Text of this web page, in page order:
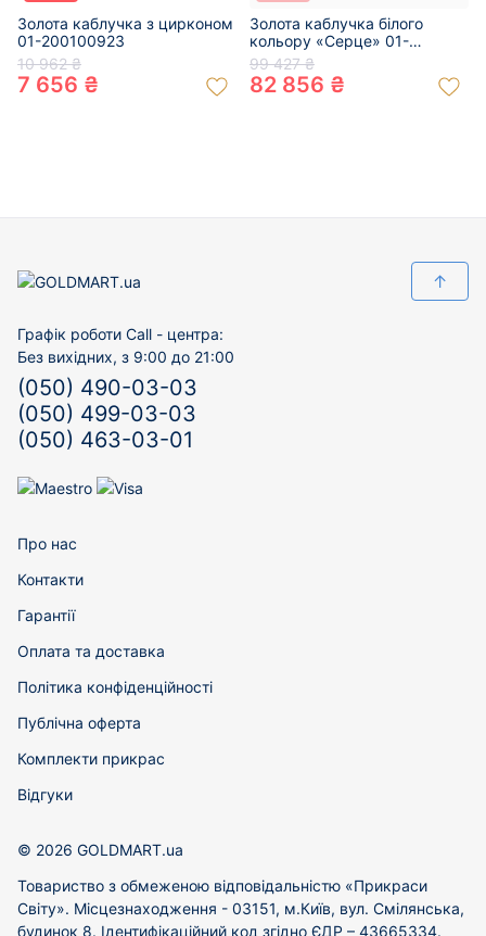
Золота каблучка з цирконом
01-200100923
10 962 ₴
7 656 ₴
Золота каблучка білого
кольору «Серце» 01-
200616293
99 427 ₴
82 856 ₴
↑
Графік роботи Call - центра:
Без вихідних, з 9:00 до 21:00
(050) 490-03-03
(050) 499-03-03
(050) 463-03-01
Про нас
Контакти
Гарантії
Оплата та доставка
Політика конфіденційності
Публічна оферта
Комплекти прикрас
Відгуки
© 2026 GOLDMART.ua
Товариство з обмеженою відповідальністю «Прикраси
Світу». Місцезнаходження - 03151, м.Київ, вул. Смілянська,
будинок 8. Ідентифікаційний код згідно ЄДР – 43665334.